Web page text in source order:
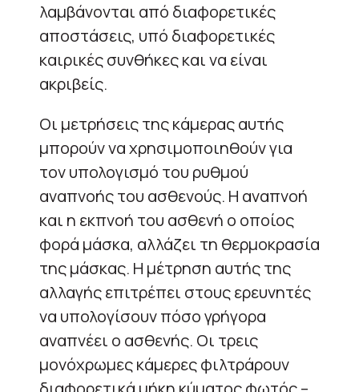
λαμβάνονται από διαφορετικές
αποστάσεις, υπό διαφορετικές
καιρικές συνθήκες και να είναι
ακριβείς.
Οι μετρήσεις της κάμερας αυτής
μπορούν να χρησιμοποιηθούν για
τον υπολογισμό του ρυθμού
αναπνοής του ασθενούς. Η αναπνοή
και η εκπνοή του ασθενή ο οποίος
φορά μάσκα, αλλάζει τη θερμοκρασία
της μάσκας. Η μέτρηση αυτής της
αλλαγής επιτρέπει στους ερευνητές
να υπολογίσουν πόσο γρήγορα
αναπνέει ο ασθενής. Οι τρεις
μονόχρωμες κάμερες φιλτράρουν